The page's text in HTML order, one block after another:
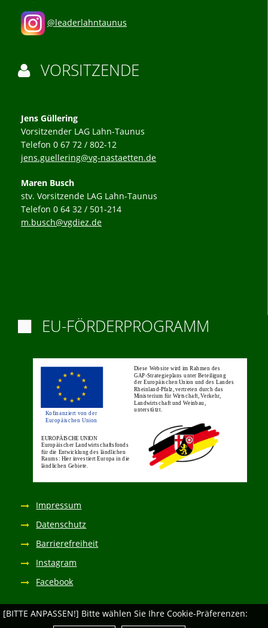
@leaderlahntaunus
 VORSITZENDE
Jens Güllering
Vorsitzender LAG Lahn-Taunus
Telefon 0 67 72 / 802-12
jens.guellering@vg-nastaetten.de
Maren Busch
stv. Vorsitzende LAG Lahn-Taunus
Telefon 0 64 32 / 501-214
m.busch@vgdiez.de
EU-FÖRDERPROGRAMM
Impressum
Datenschutz
Barrierefreiheit
Instagram
Facebook
[BITTE ANPASSEN!] Bitte wählen Sie Ihre Cookie-Präferenzen: